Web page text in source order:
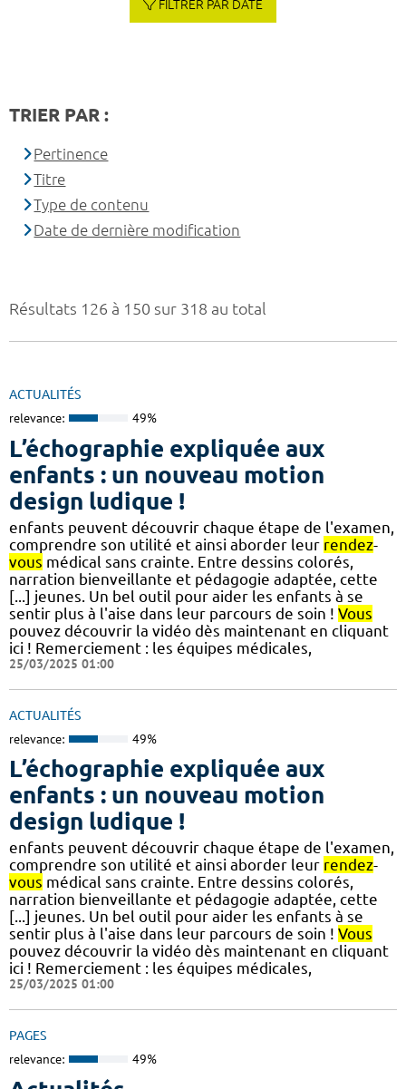
Résultats 126 à 150 sur 318 au total
ACTUALITÉS
relevance: 49%
L’échographie expliquée aux
enfants : un nouveau motion
design ludique !
enfants peuvent découvrir chaque étape de l'examen,
comprendre son utilité et ainsi aborder leur rendez-
vous médical sans crainte. Entre dessins colorés,
narration bienveillante et pédagogie adaptée, cette
[...] jeunes. Un bel outil pour aider les enfants à se
sentir plus à l'aise dans leur parcours de soin ! Vous
pouvez découvrir la vidéo dès maintenant en cliquant
ici ! Remerciement : les équipes médicales,
25/03/2025 01:00
ACTUALITÉS
relevance: 49%
L’échographie expliquée aux
enfants : un nouveau motion
design ludique !
enfants peuvent découvrir chaque étape de l'examen,
comprendre son utilité et ainsi aborder leur rendez-
vous médical sans crainte. Entre dessins colorés,
narration bienveillante et pédagogie adaptée, cette
[...] jeunes. Un bel outil pour aider les enfants à se
sentir plus à l'aise dans leur parcours de soin ! Vous
pouvez découvrir la vidéo dès maintenant en cliquant
ici ! Remerciement : les équipes médicales,
25/03/2025 01:00
PAGES
relevance: 49%
FILTRER PAR DATE
TRIER PAR :
Pertinence
Titre
Type de contenu
Date de dernière modification